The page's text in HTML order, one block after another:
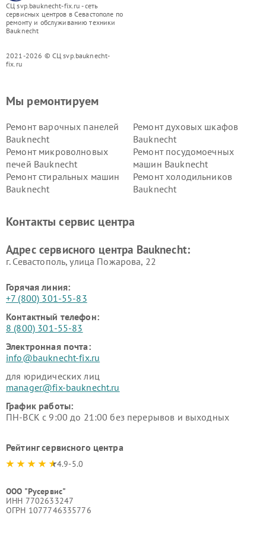
СЦ svp.bauknecht-fix.ru - сеть
сервисных центров в Севастополе по
ремонту и обслуживанию техники
Bauknecht
2021-2026 © СЦ svp.bauknecht-
fix.ru
Мы ремонтируем
Ремонт варочных панелей
Bauknecht
Ремонт духовых шкафов
Bauknecht
Ремонт микроволновых
печей Bauknecht
Ремонт посудомоечных
машин Bauknecht
Ремонт стиральных машин
Bauknecht
Ремонт холодильников
Bauknecht
Контакты сервис центра
Адрес сервисного центра Bauknecht:
г. Севастополь, улица Пожарова, 22
Горячая линия:
+7 (800) 301-55-83
Контактный телефон:
8 (800) 301-55-83
Электронная почта:
info@bauknecht-fix.ru
для юридических лиц
manager@fix-bauknecht.ru
График работы:
ПН-ВСК с 9:00 до 21:00 без перерывов и выходных
Рейтинг сервисного центра
4.9-5.0
ООО "Русервис"
ИНН 7702633247
ОГРН 1077746335776